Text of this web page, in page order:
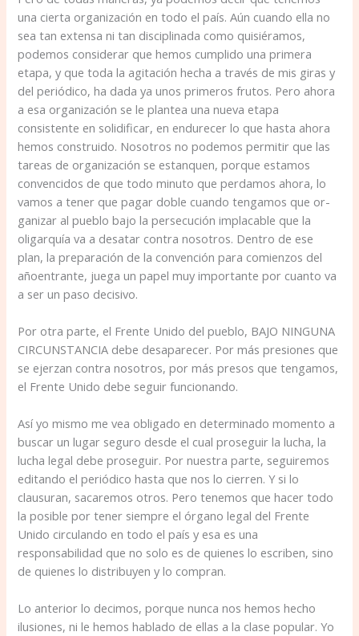
una cierta organización en todo el país. Aún cuando ella no
sea tan extensa ni tan disciplinada como quisiéramos,
podemos considerar que hemos cumplido una primera
etapa, y que toda la agitación hecha a través de mis giras y
del periódico, ha dada ya unos primeros frutos. Pero ahora
a esa organización se le plantea una nueva etapa
consistente en solidificar, en endurecer lo que hasta aho­ra
hemos construido. Nosotros no podemos permitir que las
tareas de organización se estanquen, porque estamos
convencidos de que todo minuto que perdamos ahora, lo
vamos a tener que pagar doble cuando tengamos que or­
ganizar al pueblo bajo la persecución implacable que la
oligarquía va a desatar contra nosotros. Dentro de ese
plan, la preparación de la convención para comienzos del
añoentrante, juega un papel muy importante por cuanto va
a ser un paso decisivo.
Por otra parte, el Frente Unido del pueblo, BAJO NINGUNA
CIRCUNSTANCIA debe desaparecer. Por más presiones que
se ejerzan contra nosotros, por más presos que tengamos,
el Frente Unido debe seguir funcionando.
Así yo mismo me vea obligado en determinado momento a
buscar un lugar seguro desde el cual proseguir la lucha, la
lucha legal debe proseguir. Por nuestra parte, seguiremos
editando el periódico hasta que nos lo cierren. Y si lo
clausuran, sacaremos otros. Pero tenemos que hacer todo
la posible por tener siempre el órgano legal del Frente
Unido circulando en todo el país y esa es una
responsabilidad que no solo es de quienes lo escriben, sino
de quienes lo distribuyen y lo compran.
Lo anterior lo decimos, porque nunca nos hemos hecho
ilusiones, ni le hemos hablado de ellas a la clase popular. Yo